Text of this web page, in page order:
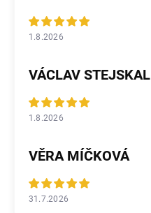
1.8.2026
VÁCLAV STEJSKAL
1.8.2026
VĚRA MÍČKOVÁ
31.7.2026